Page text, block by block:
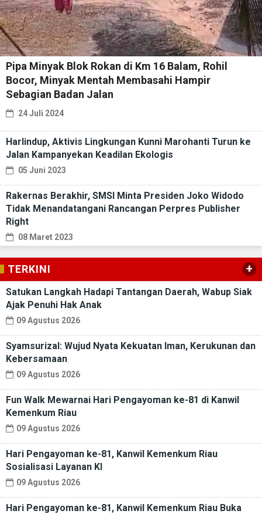
Pipa Minyak Blok Rokan di Km 16 Balam, Rohil
Bocor, Minyak Mentah Membasahi Hampir
Sebagian Badan Jalan
24 Juli 2024
Harlindup, Aktivis Lingkungan Kunni Marohanti Turun ke
Jalan Kampanyekan Keadilan Ekologis
05 Juni 2023
Rakernas Berakhir, SMSI Minta Presiden Joko Widodo
Tidak Menandatangani Rancangan Perpres Publisher
Right
08 Maret 2023
TERKINI +
Satukan Langkah Hadapi Tantangan Daerah, Wabup Siak
Ajak Penuhi Hak Anak
09 Agustus 2026
Syamsurizal: Wujud Nyata Kekuatan Iman, Kerukunan dan
Kebersamaan
09 Agustus 2026
Fun Walk Mewarnai Hari Pengayoman ke-81 di Kanwil
Kemenkum Riau
09 Agustus 2026
Hari Pengayoman ke-81, Kanwil Kemenkum Riau
Sosialisasi Layanan KI
09 Agustus 2026
Hari Pengayoman ke-81, Kanwil Kemenkum Riau Buka